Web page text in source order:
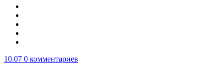
10.07 0 комментариев